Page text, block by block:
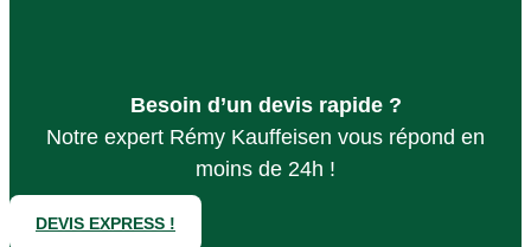
Besoin d’un devis rapide ?
Notre expert Rémy Kauffeisen vous répond en
moins de 24h !
DEVIS EXPRESS !